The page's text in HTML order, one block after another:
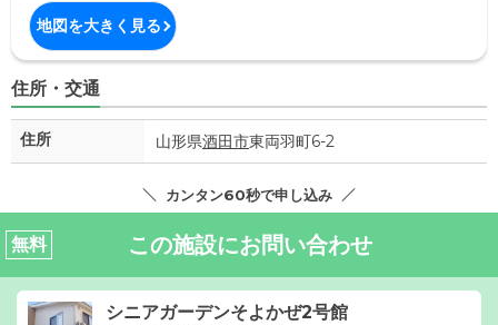
地図を大きく見る
住所・交通
住所 山形県酒田市東両羽町6-2
カンタン60秒で申し込み
無料 この施設にお問い合わせ
シニアガーデンそよかぜ2号館